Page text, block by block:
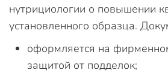
нутрициологии о повышении
установленного образца.
оформляется на
защитой от подделок;